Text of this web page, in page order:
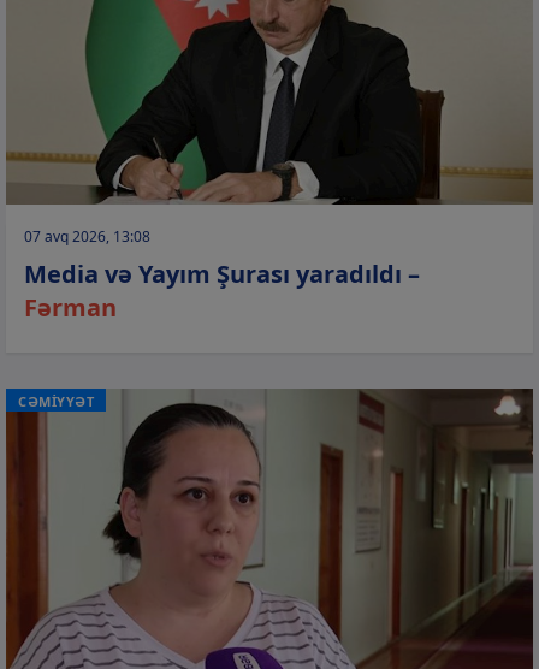
07 avq 2026, 13:08
Media və Yayım Şurası yaradıldı –
Fərman
CƏMİYYƏT